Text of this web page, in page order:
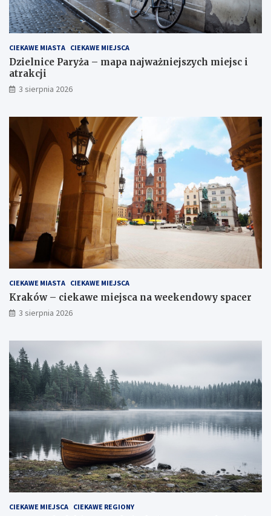
CIEKAWE MIASTA CIEKAWE MIEJSCA
Dzielnice Paryża – mapa najważniejszych miejsc i
atrakcji
3 sierpnia 2026
CIEKAWE MIASTA CIEKAWE MIEJSCA
Kraków – ciekawe miejsca na weekendowy spacer
3 sierpnia 2026
CIEKAWE MIEJSCA CIEKAWE REGIONY